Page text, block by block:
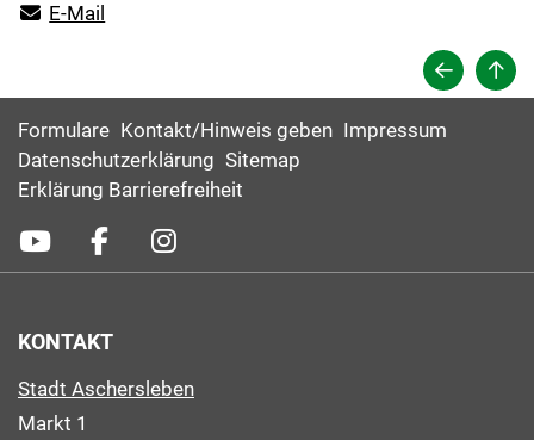
E-Mail
Formulare Kontakt/Hinweis geben Impressum
Datenschutzerklärung Sitemap
Erklärung Barrierefreiheit
KONTAKT
Stadt Aschersleben
Markt 1